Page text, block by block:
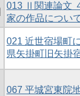
013 Ⅱ関連論文
家の作品につい
021 近世宿場町
県矢掛町旧矢掛
067 平城宮東院